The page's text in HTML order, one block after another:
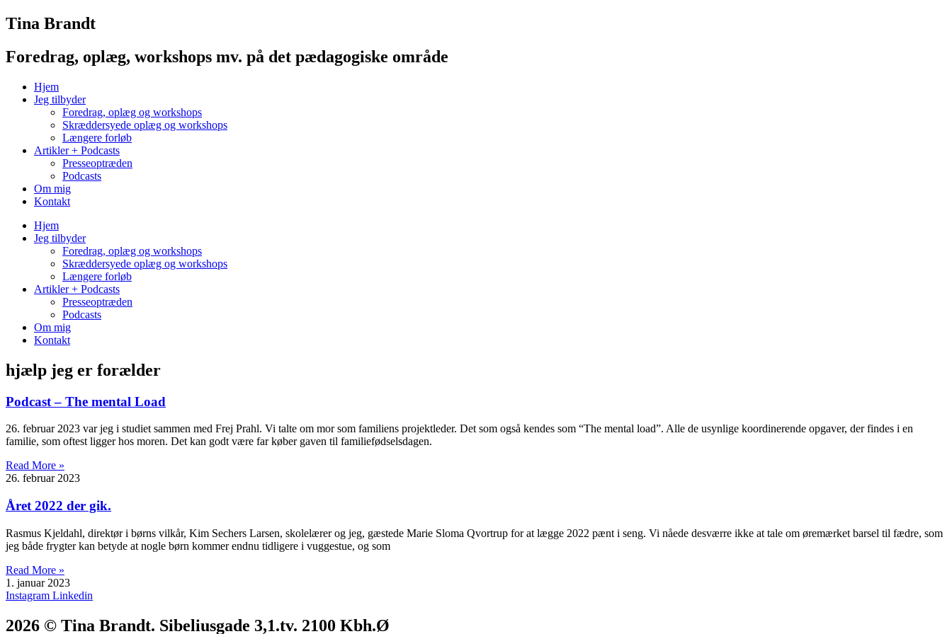
Videre
til
Tina Brandt
Foredrag, oplæg, workshops mv. på det pædagogiske område
Hjem
Jeg tilbyder
Foredrag, oplæg og workshops
Skræddersyede oplæg og workshops
Længere forløb
Artikler + Podcasts
Presseoptræden
Podcasts
Om mig
Kontakt
Hjem
Jeg tilbyder
Foredrag, oplæg og workshops
Skræddersyede oplæg og workshops
Længere forløb
Artikler + Podcasts
Presseoptræden
Podcasts
Om mig
Kontakt
hjælp jeg er forælder
Podcast – The mental Load
26. februar 2023 var jeg i studiet sammen med Frej Prahl. Vi talte om mor som familiens projektleder. Det som også kendes som “The mental load”. Alle de usynlige koordinerende opgaver, der findes i en
familie, som oftest ligger hos moren. Det kan godt være far køber gaven til familiefødselsdagen.
Read More »
26. februar 2023
Året 2022 der gik.
Rasmus Kjeldahl, direktør i børns vilkår, Kim Sechers Larsen, skolelærer og jeg, gæstede Marie Sloma Qvortrup for at lægge 2022 pænt i seng. Vi nåede desværre ikke at tale om øremærket barsel til fædre, som
jeg både frygter kan betyde at nogle børn kommer endnu tidligere i vuggestue, og som
Read More »
1. januar 2023
Instagram Linkedin
2026 © Tina Brandt. Sibeliusgade 3,1.tv. 2100 Kbh.Ø